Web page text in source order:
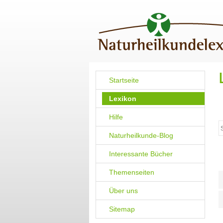
Startseite
Lexikon
Hilfe
Naturheilkunde-Blog
Interessante Bücher
Themenseiten
Über uns
Sitemap